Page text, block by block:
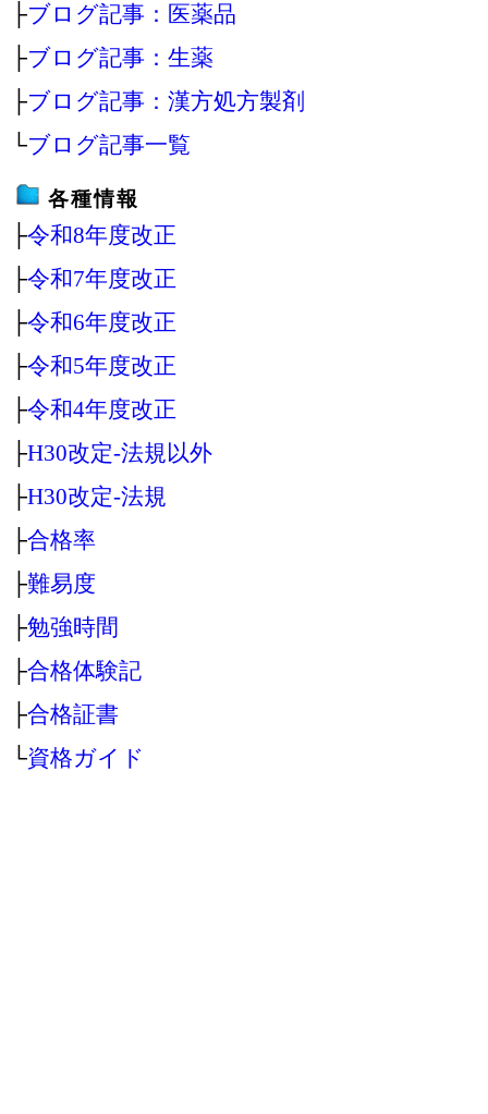
├ブログ記事：医薬品
├ブログ記事：生薬
├ブログ記事：漢方処方製剤
└ブログ記事一覧
各種情報
├令和8年度改正
├令和7年度改正
├令和6年度改正
├令和5年度改正
├令和4年度改正
├H30改定‐法規以外
├H30改定‐法規
├合格率
├難易度
├勉強時間
├合格体験記
├合格証書
└資格ガイド